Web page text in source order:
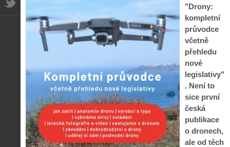
"Drony:
kompletní
průvodce
včetně
přehledu
nové
legislativy"
. Není to
sice první
česká
publikace
o dronech,
ale od těch